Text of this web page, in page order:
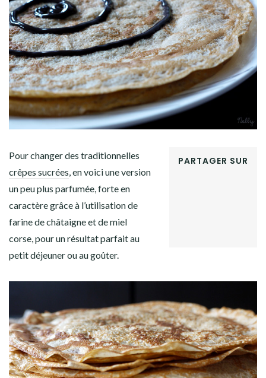
PARTAGER SUR
Pour changer des traditionnelles
crêpes sucrées , en voici une version
un peu plus parfumée, forte en
caractère grâce à l’utilisation de
farine de châtaigne et de miel
corse, pour un résultat parfait au
petit déjeuner ou au goûter.
Facebook
TwitterInstagram
Pinterest